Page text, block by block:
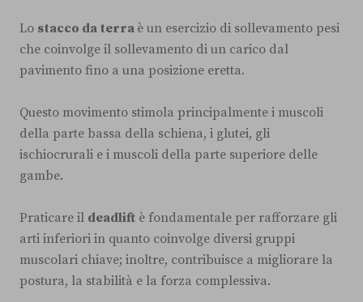
Lo stacco da terra è un esercizio di sollevamento pesi
che coinvolge il sollevamento di un carico dal
pavimento fino a una posizione eretta.
Questo movimento stimola principalmente i muscoli
della parte bassa della schiena, i glutei, gli
ischiocrurali e i muscoli della parte superiore delle
gambe.
Praticare il deadlift è fondamentale per rafforzare gli
arti inferiori in quanto coinvolge diversi gruppi
muscolari chiave; inoltre, contribuisce a migliorare la
postura, la stabilità e la forza complessiva.